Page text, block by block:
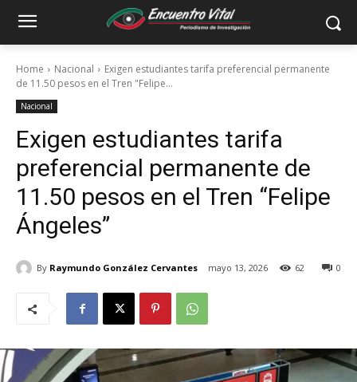
Home Nacional
Exigen estudiantes tarifa preferencial permanente
de 11.50 pesos en el Tren "Felipe...
Nacional
Exigen estudiantes tarifa
preferencial permanente de
11.50 pesos en el Tren “Felipe
Ángeles”
By Raymundo González Cervantes mayo 13, 2026 0
62